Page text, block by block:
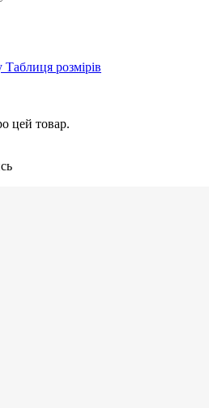
Таблиця розмірів
цей товар.